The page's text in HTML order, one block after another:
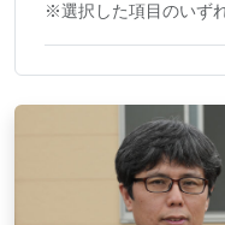
※選択した項目のいず